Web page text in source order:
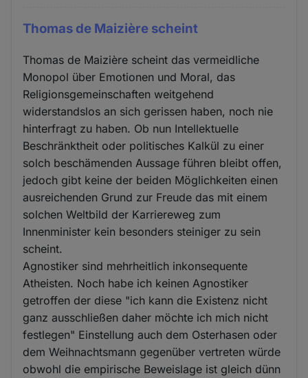
Thomas de Maizière scheint
Thomas de Maizière scheint das vermeidliche
Monopol über Emotionen und Moral, das
Religionsgemeinschaften weitgehend
widerstandslos an sich gerissen haben, noch nie
hinterfragt zu haben. Ob nun Intellektuelle
Beschränktheit oder politisches Kalkül zu einer
solch beschämenden Aussage führen bleibt offen,
jedoch gibt keine der beiden Möglichkeiten einen
ausreichenden Grund zur Freude das mit einem
solchen Weltbild der Karriereweg zum
Innenminister kein besonders steiniger zu sein
scheint.
Agnostiker sind mehrheitlich inkonsequente
Atheisten. Noch habe ich keinen Agnostiker
getroffen der diese "ich kann die Existenz nicht
ganz ausschließen daher möchte ich mich nicht
festlegen" Einstellung auch dem Osterhasen oder
dem Weihnachtsmann gegenüber vertreten würde
obwohl die empirische Beweislage ist gleich dünn